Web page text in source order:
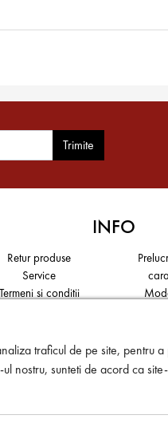
Trimite
INFO
Retur produse
Service
si conditii
traficul de pe site, pentru
nostru, sunteti de acord ca